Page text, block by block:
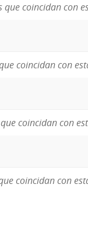
que coincidan con
coincidan con
coincidan con
coincidan con